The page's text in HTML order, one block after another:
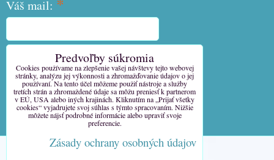
Váš mail:
Váš telefón:*
Odoslať
Predvoľby súkromia
Predvoľby súkromia
Cookies používame na zlepšenie vašej návštevy tejto webovej
stránky, analýzu jej výkonnosti a zhromažďovanie údajov o jej
používaní. Na tento účel môžeme použiť nástroje a služby
tretích strán a zhromaždené údaje sa môžu preniesť k partnerom
v EÚ, USA alebo iných krajinách. Kliknutím na „Prijať všetky
cookies“ vyjadrujete svoj súhlas s týmto spracovaním. Nižšie
môžete nájsť podrobné informácie alebo upraviť svoje
preferencie.
Zásady ochrany osobných údajov